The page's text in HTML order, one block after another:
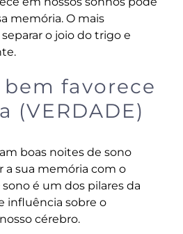
memória. O mais
o joio do trigo e
favorece
(VERDADE)
boas noites de sono
a sua memória com o
é um dos pilares da
influência sobre o
cérebro.